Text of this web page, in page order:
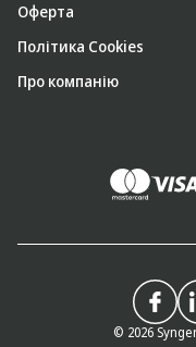
Оферта
Політика Cookies
Про компанію
© 2026